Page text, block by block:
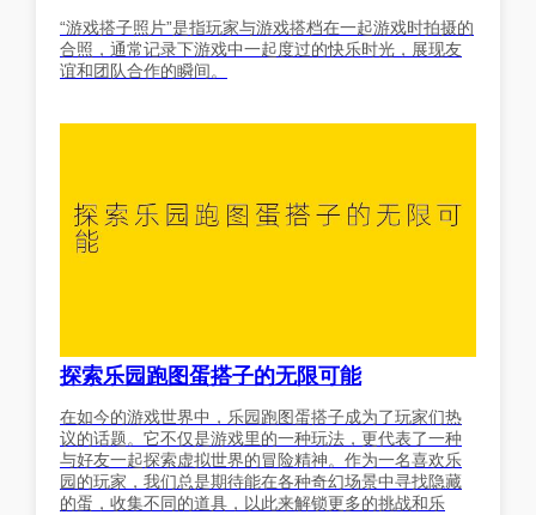
“游戏搭子照片”是指玩家与游戏搭档在一起游戏时拍摄的
合照，通常记录下游戏中一起度过的快乐时光，展现友
谊和团队合作的瞬间。
探索乐园跑图蛋搭子的无限可能
在如今的游戏世界中，乐园跑图蛋搭子成为了玩家们热
议的话题。它不仅是游戏里的一种玩法，更代表了一种
与好友一起探索虚拟世界的冒险精神。作为一名喜欢乐
园的玩家，我们总是期待能在各种奇幻场景中寻找隐藏
的蛋，收集不同的道具，以此来解锁更多的挑战和乐